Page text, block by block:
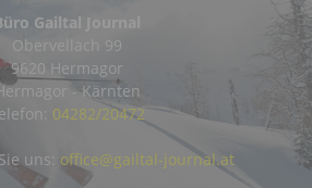
Gailtal Journal
Obervellach 99
9620 Hermagor
- Kärnten
04282/20472
uns: office@gailtal-journal.at